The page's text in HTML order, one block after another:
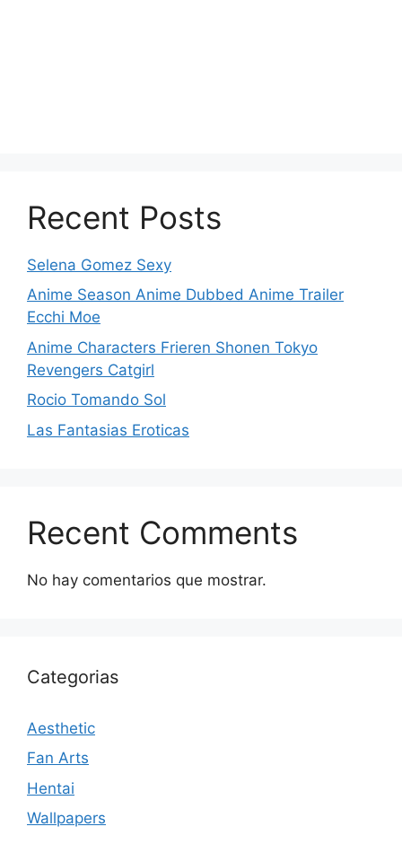
Recent Posts
Selena Gomez Sexy
Anime Season Anime Dubbed Anime Trailer
Ecchi Moe
Anime Characters Frieren Shonen Tokyo
Revengers Catgirl
Rocio Tomando Sol
Las Fantasias Eroticas
Recent Comments
No hay comentarios que mostrar.
Categorias
Aesthetic
Fan Arts
Hentai
Wallpapers